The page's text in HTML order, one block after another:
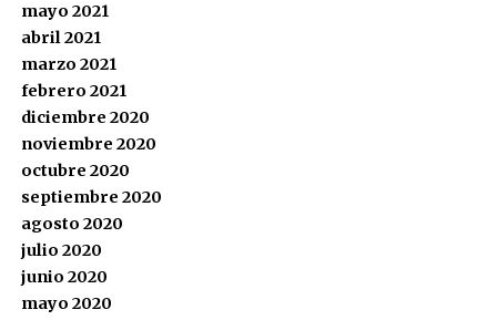
mayo 2021
abril 2021
marzo 2021
febrero 2021
diciembre 2020
noviembre 2020
octubre 2020
septiembre 2020
agosto 2020
julio 2020
junio 2020
mayo 2020